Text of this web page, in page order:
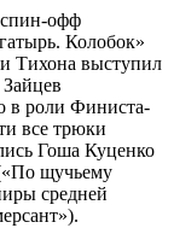
спин-офф
Колобок»
Тихона выступил
в роли Финиста-
все трюки
Гоша Куценко
щучьему
средней